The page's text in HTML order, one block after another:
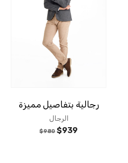
رجالية بتفاصيل مميزة
الرجال
$980 $939